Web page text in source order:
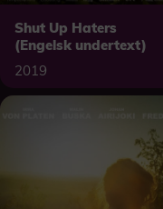
Shut Up Haters
(Engelsk undertext)
2019